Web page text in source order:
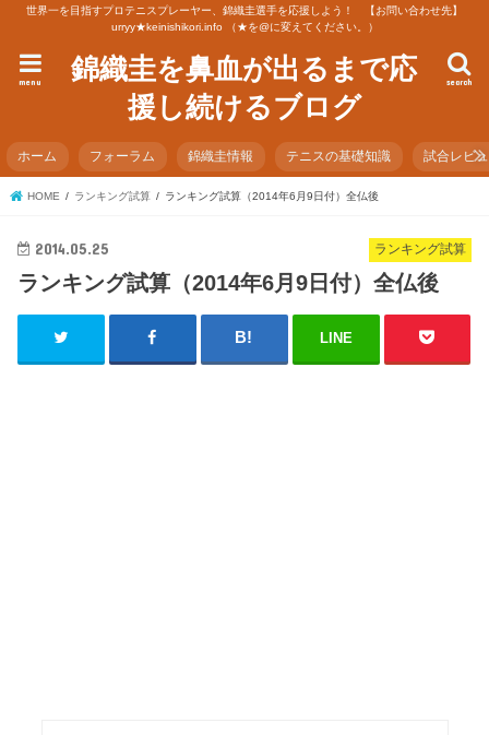
世界一を目指すプロテニスプレーヤー、錦織圭選手を応援しよう！ 【お問い合わせ先】
urryy★keinishikori.info （★を@に変えてください。）
錦織圭を鼻血が出るまで応
援し続けるブログ
search
menu
ホーム フォーラム 錦織圭情報 テニスの基礎知識 試合レビ
HOME ランキング試算 ランキング試算（2014年6月9日付）全仏後
ランキング試算
2014.05.25
ランキング試算（2014年6月9日付）全仏後
LINE